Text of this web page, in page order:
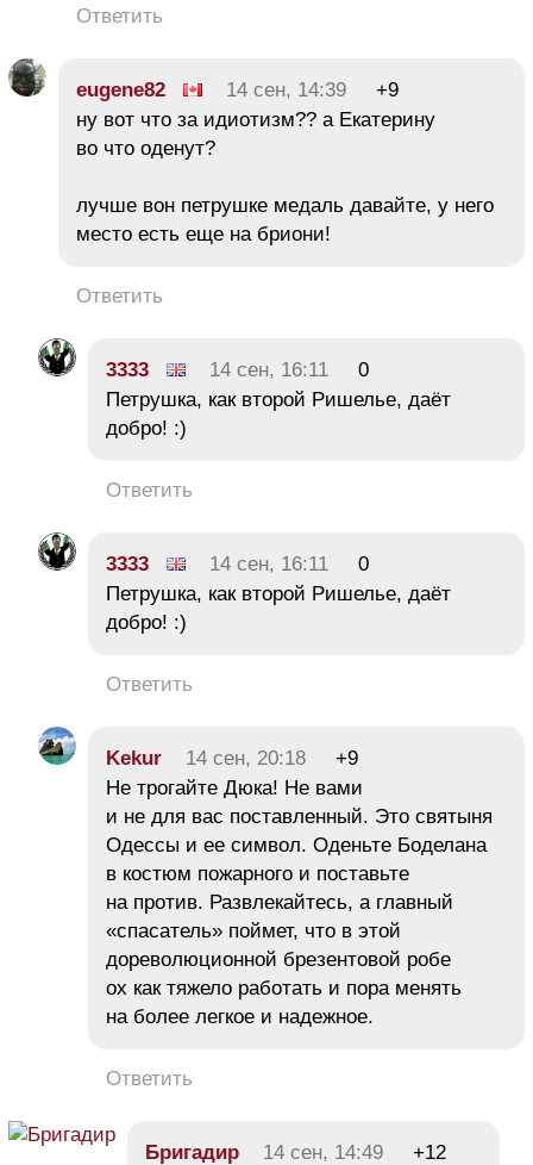
Ответить
eugene82 14 сен, 14:39
+9
ну вот что за идиотизм?? а Екатерину
во что оденут?
лучше вон петрушке медаль давайте, у него
место есть еще на бриони!
Ответить
3333 14 сен, 16:11
0
Петрушка, как второй Ришелье, даёт
добро! :)
Ответить
3333 14 сен, 16:11
0
Петрушка, как второй Ришелье, даёт
добро! :)
Ответить
Kekur 14 сен, 20:18
+9
Не трогайте Дюка! Не вами
и не для вас поставленный. Это святыня
Одессы и ее символ. Оденьте Боделана
в костюм пожарного и поставьте
на против. Развлекайтесь, а главный
«спасатель» поймет, что в этой
дореволюционной брезентовой робе
ох как тяжело работать и пора менять
на более легкое и надежное.
Ответить
Бригадир 14 сен, 14:49
+12